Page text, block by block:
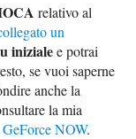
relativo al
un
inizialee potrai
se vuoi saperne
anche la
la mia
NOW.